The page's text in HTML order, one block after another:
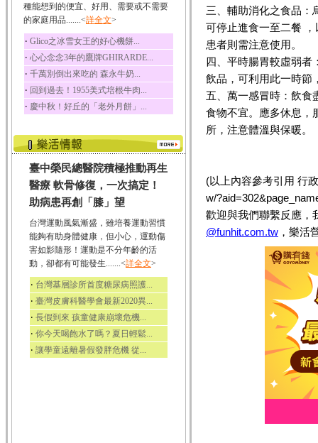
荔枝性質溫和所含的營
養素有醣類、檸檬酸...
五味子
五味子性質溫熱所含營
養成分有揮發油、檸...
草魚
草魚含有維生素A、維生
素C、及豐富的蛋白...
種能想到的便宜、好用、需要或不需要
的家庭用品.......<詳全文>
‧ Glico之冰雪女王的好心機餅...
‧ 心心念念3年的鷹牌GHIRARDE...
‧ 千萬別倒出來吃的 森永牛奶...
‧ 回到過去！1955美式培根牛肉...
‧ 慶中秋！好丘的「老外月餅」...
臺中榮民總醫院積極推動再生
醫療 軟骨修復，一次搞定！
助病患再創「膝」望
台灣運動風氣漸盛，雖培養運動習慣
能夠有助身體健康，但小心，運動傷
害如影隨形！運動是不分年齡的活
動，卻都有可能發生.......<詳全文>
‧ 台灣基層診所首度糖尿病照護...
‧ 臺灣皮膚科醫學會最新2020異...
‧ 長假到來 孩童健康崩壞危機...
‧ 你今天喝飽水了嗎？夏日輕鬆...
‧ 讓學童遠離暑假發胖危機 從...
三、輔助消化之食品：
可停止進食一至二餐
患者則需注意使用。
四、平時腸胃較虛弱者
飲品，可利用此一時節
五、萬一感冒時：飲食
食物不宜。應多休息，
所，注意體溫與保暖。
(以上內容參考引用 行
w/
歡迎與我們聯繫反應，
@funhit.com.tw ，樂活